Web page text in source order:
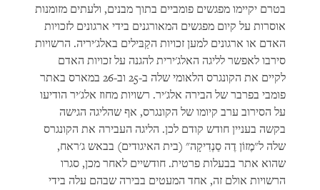
בטרם יקיימו מפגשים פומביים בתוך מבנים, ולעתים מזומנות
אוסרות על קיום מפגשים המאורגנים בידי ארגונים לזכויות
האדם או ארגונים למען זכויות הקַבּילים באלג'יריה. הרשויות
סירבו לאפשר לליגה האלג'ירית להגנה על זכויות האדם
לקיים את הקונגרס הלאומי שלה ב-25 וב-26 במארס באתר
פומבי בפרבר של הבירה אלג'יר. רשויות מחוז אלג'יר הודיעו
על הסירוב ערב קיומו של הקונגרס, אף שהליגה הגישה
בקשה בעניין חודש קודם לכן. הליגה העבירה את הקונגרס
שלה ל"מֶזוֹן דֶה סַנְדִיקָה" (בית האיגודים) בבאש ג'ראח,
שהוא אתר בבעלות פרטית. חודשיים לאחר מכן, סגרו
הרשויות אולם זה, אחד המעטים בבירה שבהם עלה בידי